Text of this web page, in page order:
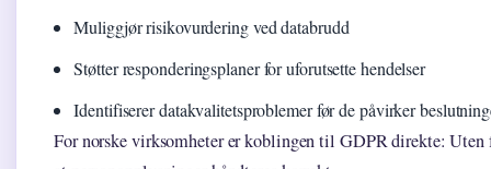
Muliggjør risikovurdering ved databrudd
Støtter responderingsplaner for uforutsette hendelser
Identifiserer datakvalitetsproblemer før de påvirker
For norske virksomheter er koblingen til GDPR direkte: